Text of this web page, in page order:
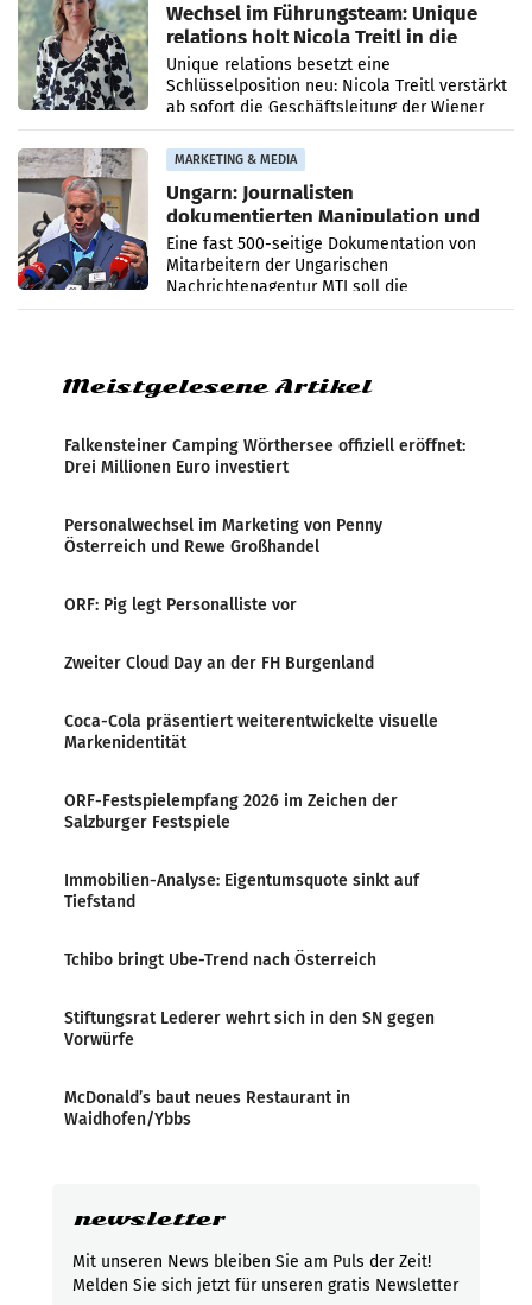
Wechsel im Führungsteam: Unique
relations holt Nicola Treitl in die
Geschäftsleitung
Unique relations besetzt eine
Schlüsselposition neu: Nicola Treitl verstärkt
ab sofort die Geschäftsleitung der Wiener
PR-Agentur an der Seite von Josef Kalina und
Anna Kalina-Mahr.
MARKETING & MEDIA
Ungarn: Journalisten
dokumentierten Manipulation und
Zensur
Eine fast 500-seitige Dokumentation von
Mitarbeitern der Ungarischen
Nachrichtenagentur MTI soll die
systematische Nachrichten-Manipulation und
Meistgelesene Artikel
Falkensteiner Camping Wörthersee offiziell eröffnet:
Drei Millionen Euro investiert
Personalwechsel im Marketing von Penny
Österreich und Rewe Großhandel
ORF: Pig legt Personalliste vor
Zweiter Cloud Day an der FH Burgenland
Coca-Cola präsentiert weiterentwickelte visuelle
Markenidentität
ORF-Festspielempfang 2026 im Zeichen der
Salzburger Festspiele
Immobilien-Analyse: Eigentumsquote sinkt auf
Tiefstand
Tchibo bringt Ube-Trend nach Österreich
Stiftungsrat Lederer wehrt sich in den SN gegen
Vorwürfe
McDonald’s baut neues Restaurant in
Waidhofen/Ybbs
newsletter
Mit unseren News bleiben Sie am Puls der Zeit!
Melden Sie sich jetzt für unseren gratis Newsletter